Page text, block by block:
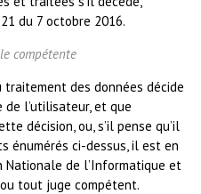
du 7 octobre 2016.
compétente
des données décide
l’utilisateur, et que
décision, ou, s’il pense qu’il
énumérés ci-dessus, il est en
Nationale de l’Informatique et
tout juge compétent.